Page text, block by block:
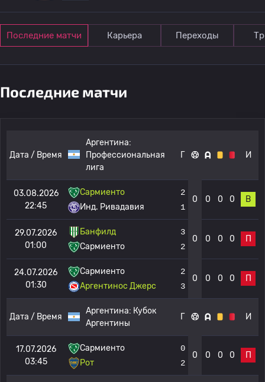
Последние матчи Карьера Переходы
Последние матчи
Дата / Время
Аргентина:
Профессиональная
лига
Г И
03.08.2026
22:45
Сармиенто
Инд. Ривадавия
2
1
0 0 0 0 В
29.07.2026
01:00
Банфилд
Сармиенто
3
2
0 0 0 0 П
24.07.2026
01:30
Сармиенто
Аргентинос Джерс
2
3
0 0 0 0 П
Дата / Время
Аргентина: Кубок
Аргентины
Г И
17.07.2026
03:45
Сармиенто
Рот
0
2
0 0 0 0 П